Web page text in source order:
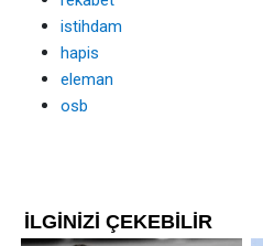
istihdam
hapis
eleman
osb